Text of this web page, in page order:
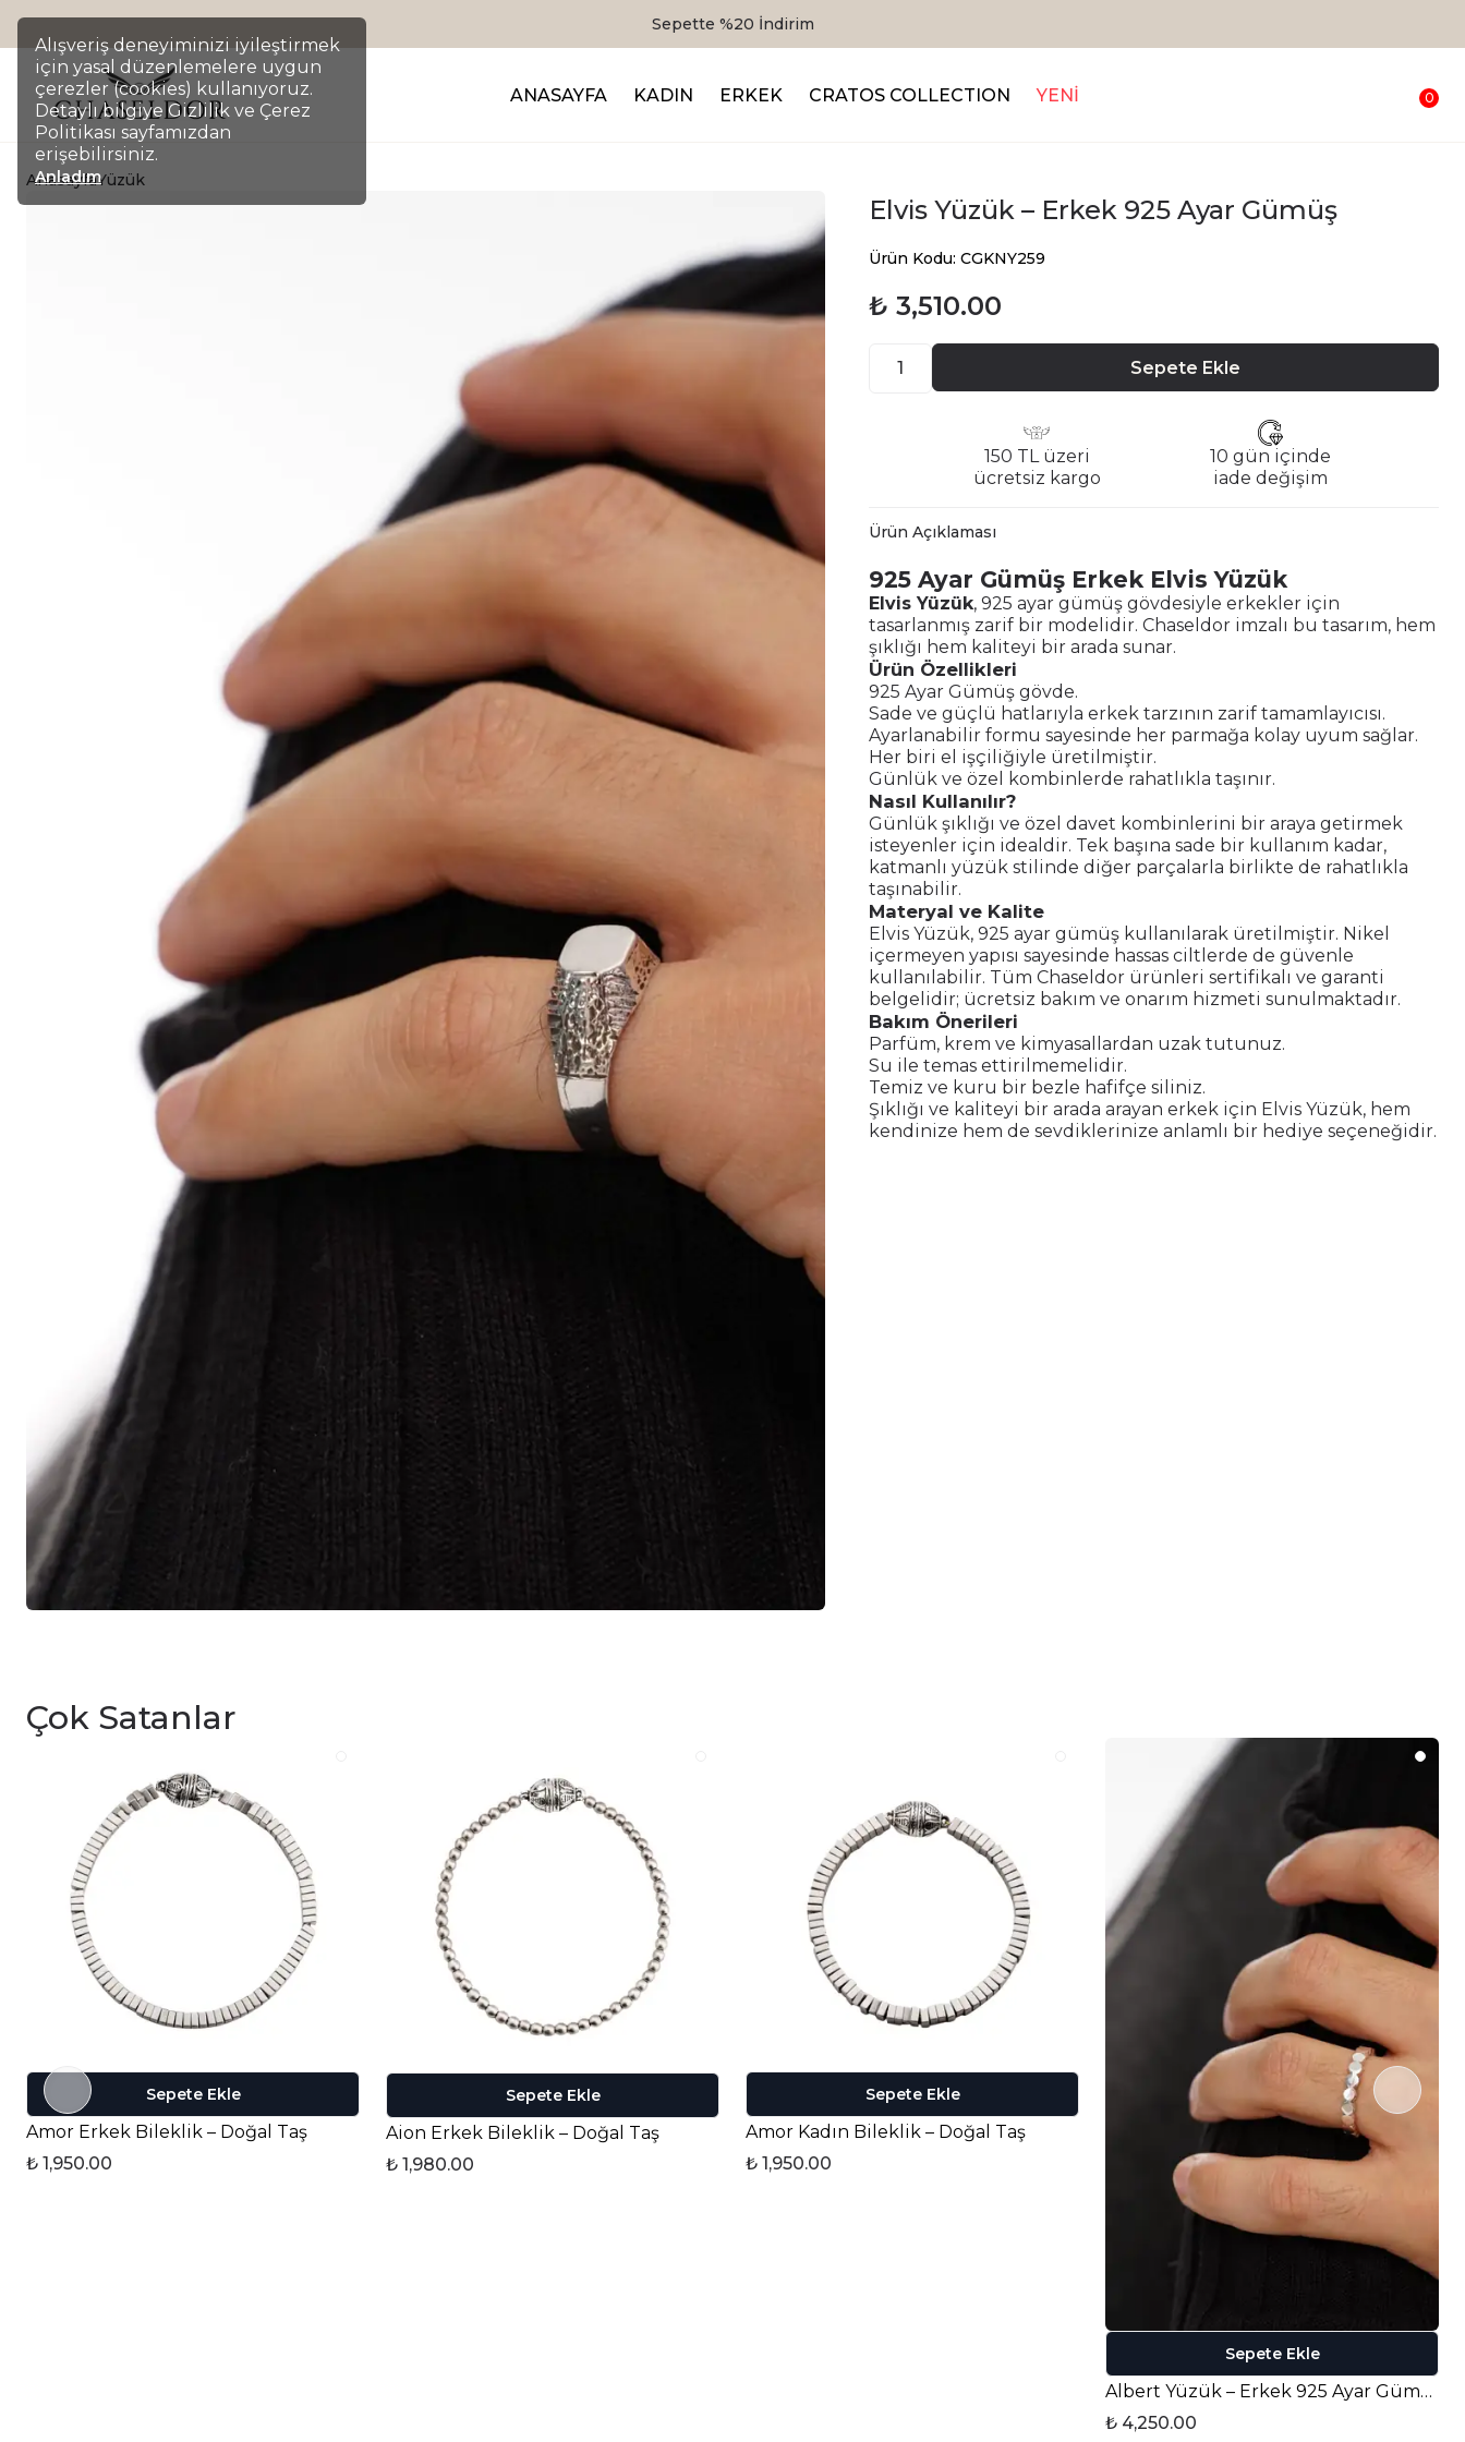
Alışveriş deneyiminizi iyileştirmek
için yasal düzenlemelere uygun
çerezler (cookies) kullanıyoruz.
Detaylı bilgiye Gizlilik ve Çerez
Politikası sayfamızdan
erişebilirsiniz.
Anladım
Sepette %20 İndirim
ANASAYFA KADIN ERKEK CRATOS COLLECTION YENİ 0
AnasayfaYüzük
Elvis Yüzük – Erkek 925 Ayar Gümüş
Ürün Kodu: CGKNY259
₺ 3,510.00
Sepete Ekle
150 TL üzeri
ücretsiz kargo
10 gün içinde
iade değişim
Ürün Açıklaması
925 Ayar Gümüş Erkek Elvis Yüzük
Elvis Yüzük, 925 ayar gümüş gövdesiyle erkekler için
tasarlanmış zarif bir modelidir. Chaseldor imzalı bu tasarım, hem
şıklığı hem kaliteyi bir arada sunar.
Ürün Özellikleri
925 Ayar Gümüş gövde.
Sade ve güçlü hatlarıyla erkek tarzının zarif tamamlayıcısı.
Ayarlanabilir formu sayesinde her parmağa kolay uyum sağlar.
Her biri el işçiliğiyle üretilmiştir.
Günlük ve özel kombinlerde rahatlıkla taşınır.
Nasıl Kullanılır?
Günlük şıklığı ve özel davet kombinlerini bir araya getirmek
isteyenler için idealdir. Tek başına sade bir kullanım kadar,
katmanlı yüzük stilinde diğer parçalarla birlikte de rahatlıkla
taşınabilir.
Materyal ve Kalite
Elvis Yüzük, 925 ayar gümüş kullanılarak üretilmiştir. Nikel
içermeyen yapısı sayesinde hassas ciltlerde de güvenle
kullanılabilir. Tüm Chaseldor ürünleri sertifikalı ve garanti
belgelidir; ücretsiz bakım ve onarım hizmeti sunulmaktadır.
Bakım Önerileri
Parfüm, krem ve kimyasallardan uzak tutunuz.
Su ile temas ettirilmemelidir.
Temiz ve kuru bir bezle hafifçe siliniz.
Şıklığı ve kaliteyi bir arada arayan erkek için Elvis Yüzük, hem
kendinize hem de sevdiklerinize anlamlı bir hediye seçeneğidir.
Çok Satanlar
Sepete Ekle
Amor Erkek Bileklik – Doğal Taş
₺ 1,950.00
Sepete Ekle
Aion Erkek Bileklik – Doğal Taş
₺ 1,980.00
Sepete Ekle
Amor Kadın Bileklik – Doğal Taş
₺ 1,950.00
Sepete Ekle
Albert Yüzük – Erkek 925 Ayar Gümüş
₺ 4,250.00